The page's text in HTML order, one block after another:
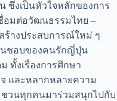
ซึ่งเป็นหัวใจหลักของการ
อมต่อวัฒนธรรมไทย –
ร้างประสบการณ์ใหม่ ๆ
นชอบของคนรักญี่ปุ่น
ทั้งเรื่องการศึกษา
และหลากหลายความ
ชวนทุกคนมาร่วมสนุกไปกับ